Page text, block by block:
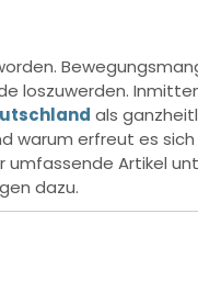
loszuwerden.
als
warum erfreut es sich
umfassende Artikel
dazu.